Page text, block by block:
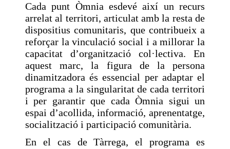
Cada punt Òmnia esdevé així un recurs
arrelat al territori, articulat amb la resta de
dispositius comunitaris, que contribueix a
reforçar la vinculació social i a millorar la
capacitat d’organització col·lectiva. En
aquest marc, la figura de la persona
dinamitzadora és essencial per adaptar el
programa a la singularitat de cada territori
i per garantir que cada Òmnia sigui un
espai d’acollida, informació, aprenentatge,
socialització i participació comunitària.
En el cas de Tàrrega, el programa es